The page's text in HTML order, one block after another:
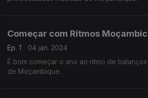
Começar com Ritmos
Ep. 1
04 jan. 2024
É bom começar o ano ao ritmo de
de Moçambique.